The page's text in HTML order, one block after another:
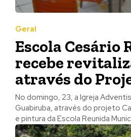
Geral
Escola Cesário
recebe
através do
No domingo, 23, a Igreja
Guabiruba, através do projeto
e pintura da Escola Reunida